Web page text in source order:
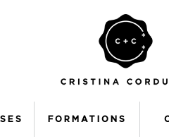
FORMATIONS